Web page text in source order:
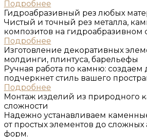
Подробнее
Гидроабразивный рез любых
Чистый и точный рез металла,
композитов на гидроабразивном
Подробнее
Изготовление деĸоративных
молдинги, плинтуса, барельефы
Ручная работа по камню: создаем
подчеркнет стиль вашего
Подробнее
Монтаж изделий из природного
сложности
Надежно устанавливаем
от простых элементов до сложных
форм.